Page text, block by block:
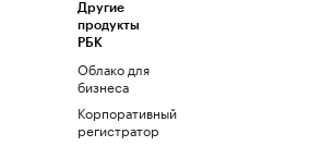
Другие
продукты
РБК
Облако для
бизнеса
Корпоративный
регистратор